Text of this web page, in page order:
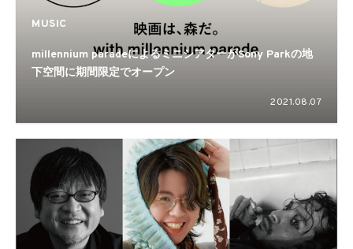
MUSIC
millennium paradeによるミニシアターがSony Parkの地
下空間に期間限定でオープン
2021.08.07